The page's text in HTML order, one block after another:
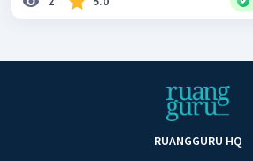
RUANGGURU HQ